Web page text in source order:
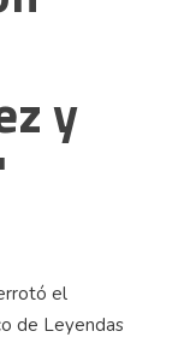
y
el
de Leyendas